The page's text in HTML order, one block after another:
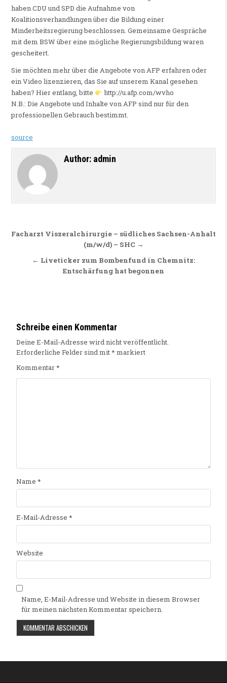
haben CDU und SPD die Aufnahme von
Koalitionsverhandlungen über die Bildung einer
Minderheitsregierung beschlossen. Gemeinsame Gespräche
mit dem BSW über eine mögliche Regierungsbildung waren
gescheitert.
Sie möchten mehr über die Angebote von AFP erfahren oder
ein Video lizenzieren, das Sie auf unserem Kanal gesehen
haben? Hier entlang, bitte
http://u.afp.com/wvho
N.B.: Die Angebote und Inhalte von AFP sind nur für den
professionellen Gebrauch bestimmt.
source
Author: admin
Beitragsnavigation
Facharzt Viszeralchirurgie – südliches Sachsen-Anhalt
(m/w/d) – SHC →
← Liveticker zum Bombenfund in Chemnitz:
Entschärfung hat begonnen
Schreibe einen Kommentar
Deine E-Mail-Adresse wird nicht veröffentlicht.
Erforderliche Felder sind mit* markiert
Kommentar*
Name *
E-Mail-Adresse *
Website
Name, E-Mail-Adresse und Website in diesem Browser
für meinen nächsten Kommentar speichern.